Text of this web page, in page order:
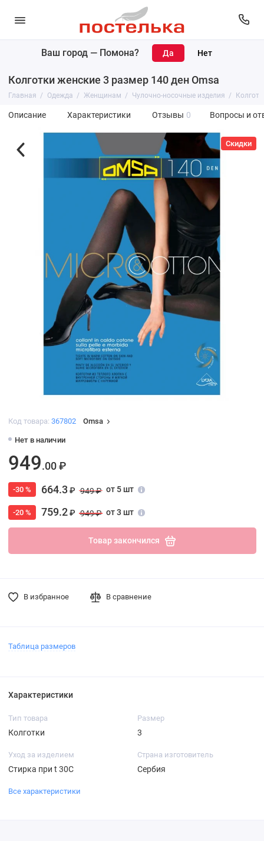
Ваш город — Помона?
Колготки женские 3 размер 140 ден Omsa
Главная Одежда Женщинам Чулочно-носочные изделия
Описание Характеристики Отзывы 0 Вопросы и
Скидки
Код товара: 367802 Omsa
Нет в наличии
949.00 ₽
-30 % 664.3₽ 949 ₽ от 5 шт
-20 % 759.2₽ 949 ₽ от 3 шт
Товар закончился
В избранное В сравнение
Таблица размеров
Характеристики
Тип товара
Колготки
Размер
3
Уход за изделием
Стирка при t 30С
Страна изготовитель
Сербия
Все характеристики